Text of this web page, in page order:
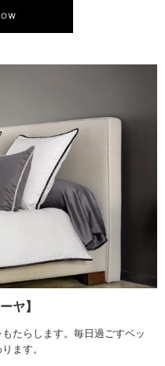
ヤ】
たらします。毎日過ごすベッ
ます。